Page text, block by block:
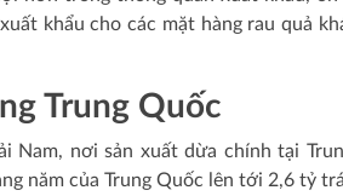
khẩu cho các mặt hàng rau quả
Trung Quốc
Nam, nơi sản xuất dừa chính tại
năm của Trung Quốc lên tới 2,6 tỷ